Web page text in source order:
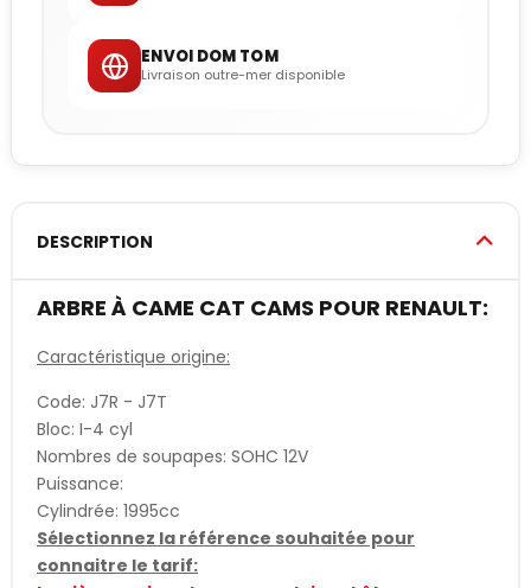
ENVOI DOM TOM
Livraison outre-mer disponible
DESCRIPTION
ARBRE À CAME CAT CAMS POUR RENAULT:
Caractéristique origine:
Code: J7R - J7T
Bloc: I-4 cyl
Nombres de soupapes: SOHC 12V
Puissance:
Cylindrée: 1995cc
Sélectionnez la référence souhaitée pour
connaitre le tarif: